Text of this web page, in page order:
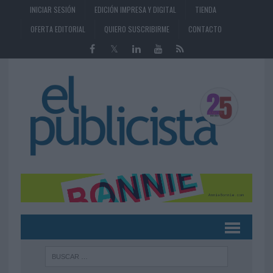
INICIAR SESIÓN EDICIÓN IMPRESA Y DIGITAL
TIENDA
OFERTA EDITORIAL
QUIERO SUSCRIBIRME CONTACTO